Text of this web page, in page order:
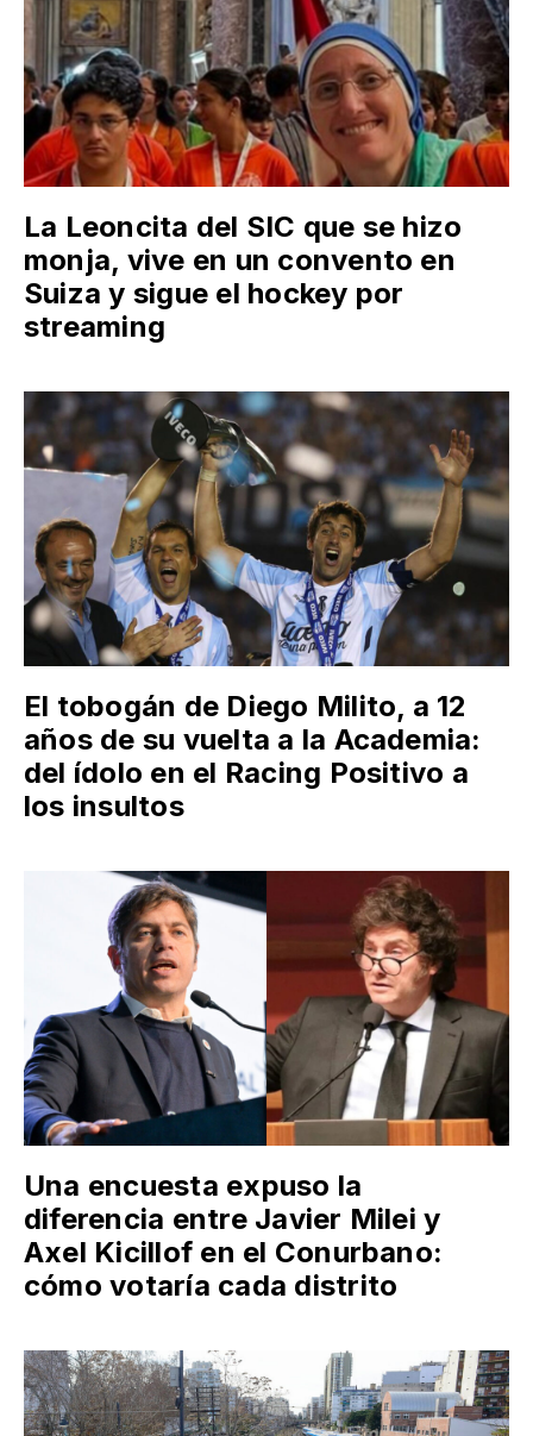
La Leoncita del SIC que se hizo
monja, vive en un convento en
Suiza y sigue el hockey por
streaming
El tobogán de Diego Milito, a 12
años de su vuelta a la Academia:
del ídolo en el Racing Positivo a
los insultos
Una encuesta expuso la
diferencia entre Javier Milei y
Axel Kicillof en el Conurbano:
cómo votaría cada distrito